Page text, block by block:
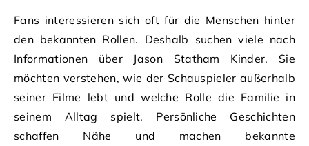
Fans interessieren sich oft für die Menschen hinter
den bekannten Rollen. Deshalb suchen viele nach
Informationen über Jason Statham Kinder. Sie
möchten verstehen, wie der Schauspieler außerhalb
seiner Filme lebt und welche Rolle die Familie in
seinem Alltag spielt. Persönliche Geschichten
schaffen Nähe und machen bekannte